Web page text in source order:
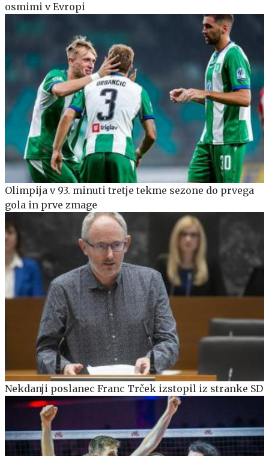
osmimi v Evropi
Olimpija v 93. minuti tretje tekme sezone do prvega
gola in prve zmage
Nekdanji poslanec Franc Trček izstopil iz stranke SD